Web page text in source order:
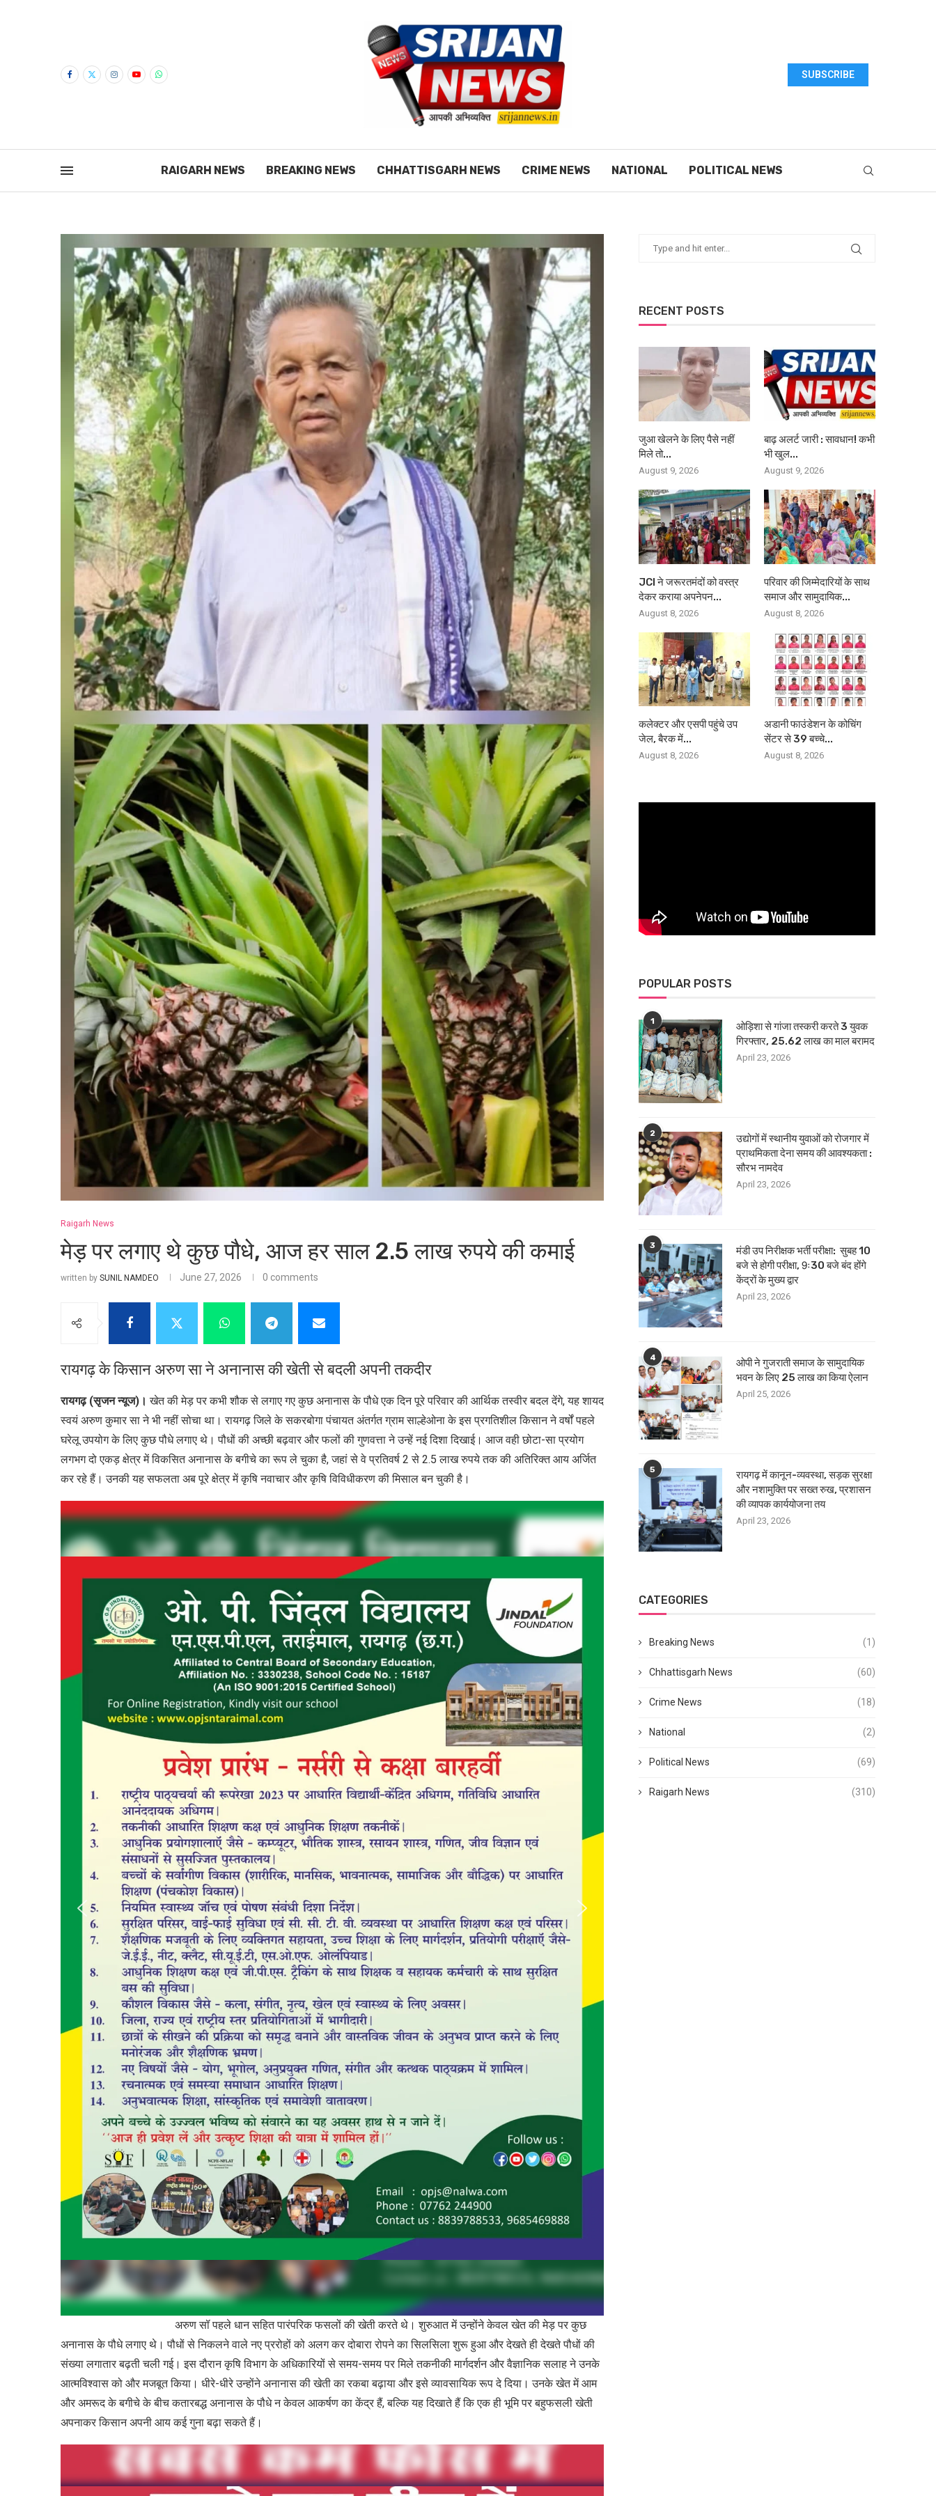
SUBSCRIBE
RAIGARH NEWS BREAKING NEWS CHHATTISGARH NEWS CRIME NEWS NATIONAL POLITICAL NEWS
Raigarh News
मेड़ पर लगाए थे कुछ पौधे, आज हर साल 2.5 लाख रुपये की कमाई
written by SUNIL NAMDEO June 27, 2026 0 comments
रायगढ़ के किसान अरुण सा ने अनानास की खेती से बदली अपनी तकदीर
रायगढ़ (सृजन न्यूज)। खेत की मेड़ पर कभी शौक से लगाए गए कुछ अनानास के पौधे एक दिन पूरे परिवार की आर्थिक तस्वीर बदल देंगे, यह शायद
स्वयं अरुण कुमार सा ने भी नहीं सोचा था। रायगढ़ जिले के सकरबोगा पंचायत अंतर्गत ग्राम साल्हेओना के इस प्रगतिशील किसान ने वर्षों पहले
घरेलू उपयोग के लिए कुछ पौधे लगाए थे। पौधों की अच्छी बढ़वार और फलों की गुणवत्ता ने उन्हें नई दिशा दिखाई। आज वही छोटा-सा प्रयोग
लगभग दो एकड़ क्षेत्र में विकसित अनानास के बगीचे का रूप ले चुका है, जहां से वे प्रतिवर्ष 2 से 2.5 लाख रुपये तक की अतिरिक्त आय अर्जित
कर रहे हैं। उनकी यह सफलता अब पूरे क्षेत्र में कृषि नवाचार और कृषि विविधीकरण की मिसाल बन चुकी है।
अरुण सॉ पहले धान सहित पारंपरिक फसलों की खेती करते थे। शुरुआत में उन्होंने केवल खेत की मेड़ पर कुछ
अनानास के पौधे लगाए थे। पौधों से निकलने वाले नए प्ररोहों को अलग कर दोबारा रोपने का सिलसिला शुरू हुआ और देखते ही देखते पौधों की
संख्या लगातार बढ़ती चली गई। इस दौरान कृषि विभाग के अधिकारियों से समय-समय पर मिले तकनीकी मार्गदर्शन और वैज्ञानिक सलाह ने उनके
आत्मविश्वास को और मजबूत किया। धीरे-धीरे उन्होंने अनानास की खेती का रकबा बढ़ाया और इसे व्यावसायिक रूप दे दिया। उनके खेत में आम
और अमरूद के बगीचे के बीच कतारबद्ध अनानास के पौधे न केवल आकर्षण का केंद्र हैं, बल्कि यह दिखाते हैं कि एक ही भूमि पर बहुफसली खेती
अपनाकर किसान अपनी आय कई गुना बढ़ा सकते हैं।
RECENT POSTS
जुआ खेलने के लिए पैसे नहीं
मिले तो...
August 9, 2026
बाढ़ अलर्ट जारी : सावधान! कभी
भी खुल...
August 9, 2026
JCI ने जरूरतमंदों को वस्त्र
देकर कराया अपनेपन...
August 8, 2026
परिवार की जिम्मेदारियों के साथ
समाज और सामुदायिक...
August 8, 2026
कलेक्टर और एसपी पहुंचे उप
जेल, बैरक में...
August 8, 2026
अडानी फाउंडेशन के कोचिंग
सेंटर से 39 बच्चे...
August 8, 2026
POPULAR POSTS
1
ओड़िशा से गांजा तस्करी करते 3 युवक
गिरफ्तार, 25.62 लाख का माल बरामद
April 23, 2026
2
उद्योगों में स्थानीय युवाओं को रोजगार में
प्राथमिकता देना समय की आवश्यकता :
सौरभ नामदेव
April 23, 2026
3
मंडी उप निरीक्षक भर्ती परीक्षा: सुबह 10
बजे से होगी परीक्षा, 9ः30 बजे बंद होंगे
केंद्रों के मुख्य द्वार
April 23, 2026
4
ओपी ने गुजराती समाज के सामुदायिक
भवन के लिए 25 लाख का किया ऐलान
April 25, 2026
5
रायगढ़ में कानून-व्यवस्था, सड़क सुरक्षा
और नशामुक्ति पर सख्त रुख, प्रशासन
की व्यापक कार्ययोजना तय
April 23, 2026
CATEGORIES
Breaking News (1)
Chhattisgarh News (60)
Crime News (18)
National (2)
Political News (69)
Raigarh News (310)